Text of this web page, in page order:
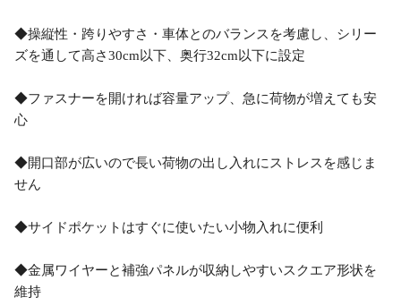
◆操縦性・跨りやすさ・車体とのバランスを考慮し、シリー
ズを通して高さ30cm以下、奥行32cm以下に設定
◆ファスナーを開ければ容量アップ、急に荷物が増えても安
心
◆開口部が広いので長い荷物の出し入れにストレスを感じま
せん
◆サイドポケットはすぐに使いたい小物入れに便利
◆金属ワイヤーと補強パネルが収納しやすいスクエア形状を
維持